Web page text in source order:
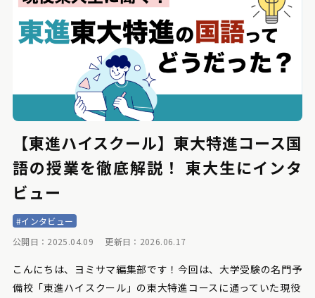
【東進ハイスクール】東大特進コース国
語の授業を徹底解説！ 東大生にインタ
ビュー
#インタビュー
公開日：2025.04.09
更新日：2026.06.17
こんにちは、ヨミサマ編集部です！今回は、大学受験の名門予
備校「東進ハイスクール」の東大特進コースに通っていた現役